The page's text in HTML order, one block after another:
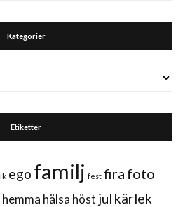
Kategorier
Etiketter
ego familj fest fira foto
hemma hälsa höst jul kärlek